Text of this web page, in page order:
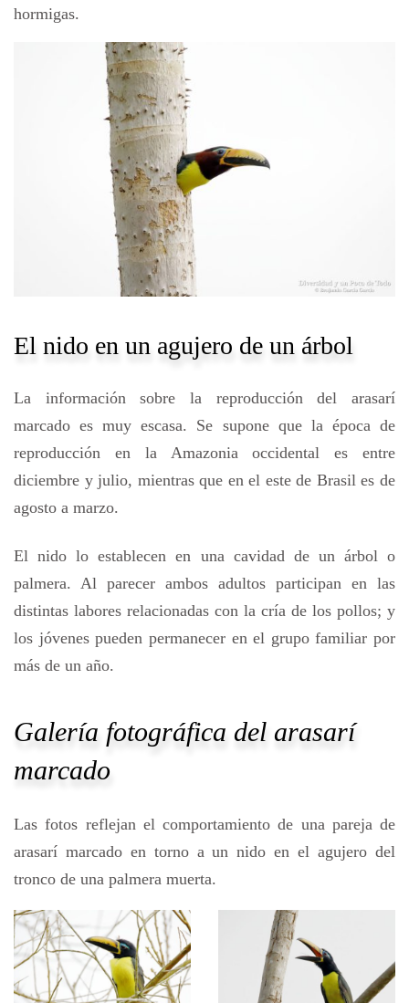
hormigas.
El nido en un agujero de un árbol
La información sobre la reproducción del arasarí
marcado es muy escasa. Se supone que la época de
reproducción en la Amazonia occidental es entre
diciembre y julio, mientras que en el este de Brasil es de
agosto a marzo.
El nido lo establecen en una cavidad de un árbol o
palmera. Al parecer ambos adultos participan en las
distintas labores relacionadas con la cría de los pollos; y
los jóvenes pueden permanecer en el grupo familiar por
más de un año.
Galería fotográfica del arasarí
marcado
Las fotos reflejan el comportamiento de una pareja de
arasarí marcado en torno a un nido en el agujero del
tronco de una palmera muerta.